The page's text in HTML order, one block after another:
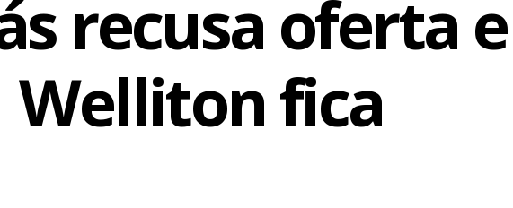
recusa oferta e
Welliton fica